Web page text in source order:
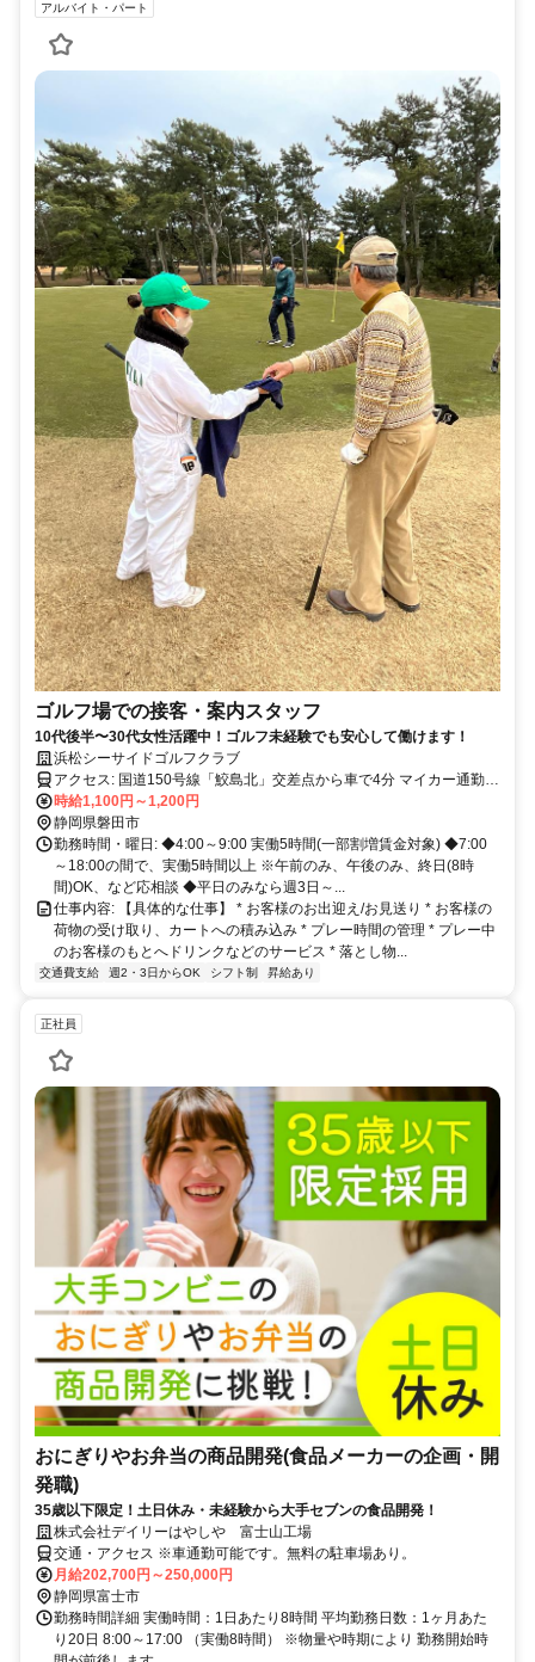
アルバイト・パート
ゴルフ場での接客・案内スタッフ
10代後半〜30代女性活躍中！ゴルフ未経験でも安心して働けます！
浜松シーサイドゴルフクラブ
アクセス: 国道150号線「鮫島北」交差点から車で4分 マイカー通勤
可 無料駐車場完備
時給1,100円～1,200円
静岡県磐田市
勤務時間・曜日: ◆4:00～9:00 実働5時間(一部割増賃金対象) ◆7:00
～18:00の間で、実働5時間以上 ※午前のみ、午後のみ、終日(8時
間)OK、など応相談 ◆平日のみなら週3日～...
仕事内容: 【具体的な仕事】 * お客様のお出迎え/お見送り * お客様の
荷物の受け取り、カートへの積み込み * プレー時間の管理 * プレー中
のお客様のもとへドリンクなどのサービス * 落とし物...
交通費支給 週2・3日からOK シフト制 昇給あり
正社員
おにぎりやお弁当の商品開発(食品メーカーの企画・開
発職)
35歳以下限定！土日休み・未経験から大手セブンの食品開発！
株式会社デイリーはやしや 富士山工場
交通・アクセス ※車通勤可能です。無料の駐車場あり。
月給202,700円～250,000円
静岡県富士市
勤務時間詳細 実働時間：1日あたり8時間 平均勤務日数：1ヶ月あた
り20日 8:00～17:00 （実働8時間） ※物量や時期により 勤務開始時